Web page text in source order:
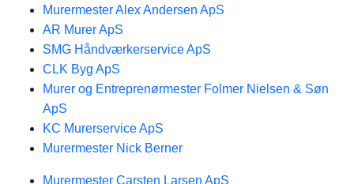
Murermester Alex Andersen ApS
AR Murer ApS
SMG Håndværkerservice ApS
CLK Byg ApS
Murer og Entreprenørmester Folmer Nielsen & Søn
ApS
KC Murerservice ApS
Murermester Nick Berner
Murermester Carsten Larsen ApS